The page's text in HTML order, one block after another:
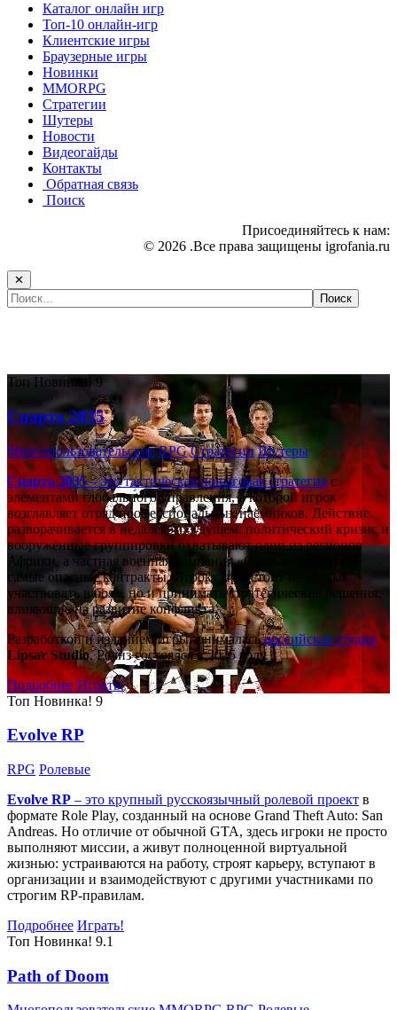
Каталог онлайн игр
Топ-10 онлайн-игр
Клиентские игры
Браузерные игры
Новинки
MMORPG
Стратегии
Шутеры
Новости
Видеогайды
Контакты
Обратная связь
Поиск
Присоединяйтесь к нам:
© 2026 .Все права защищены igrofania.ru
✕
Топ Новинка! 9
Спарта 2035
Многопользовательские RPG Стратегии Шутеры
Спарта 2035– это тактическаяпошаговая стратегияс
элементами глобального управления, в которой игрок
возглавляет отряд профессиональных наёмников. Действие
разворачивается в недалёком будущем: политический кризис и
вооружённые группировки охватывают один из регионов
Африки, а частная военная компания «Спарта» берётся за
самые опасные контракты. Игроку предстоит не только
участвовать в боях, но и принимать стратегические решения,
влияющие на развитие конфликта.
Разработкой и изданием игры занималасьроссийская студия
Lipsar Studio. Релиз состоялся в 2025 году.
Подробнее Играть!
Топ Новинка! 9
Evolve RP
RPG Ролевые
Evolve RP – это крупный русскоязычный ролевой проект в
формате Role Play, созданный на основе Grand Theft Auto: San
Andreas. Но отличие от обычной GTA, здесь игроки не просто
выполняют миссии, а живут полноценной виртуальной
жизнью: устраиваются на работу, строят карьеру, вступают в
организации и взаимодействуют с другими участниками по
строгим RP-правилам.
Подробнее Играть!
Топ Новинка! 9.1
Path of Doom